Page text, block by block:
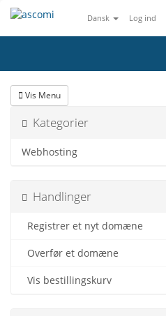
Dansk Log ind
Vis Menu
Kategorier
Webhosting
Handlinger
Registrer et nyt domæne
Overfør et domæne
Vis bestillingskurv